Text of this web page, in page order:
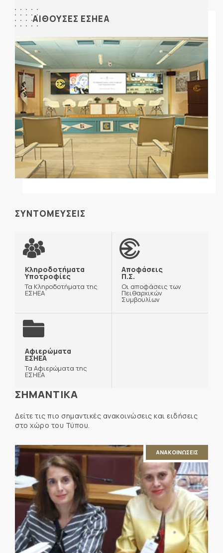
ΑΙΘΟΥΣΕΣ ΕΣΗΕΑ
ΣΥΝΤΟΜΕΥΣΕΙΣ
Κληροδοτήματα
Υποτροφίες
Τα Κληροδοτήματα της
ΕΣΗΕΑ
Αποφάσεις
Π.Σ.
Οι αποφάσεις των
Πειθαρχικών
Συμβουλίων
Αφιερώματα
ΕΣΗΕΑ
Τα Αφιερώματα της
ΕΣΗΕΑ
ΣΗΜΑΝΤΙΚΑ
Δείτε τις πιο σημαντικές ανακοινώσεις και ειδήσεις
στο χώρο του Τύπου.
ΑΝΑΚΟΙΝΩΣΕΙΣ